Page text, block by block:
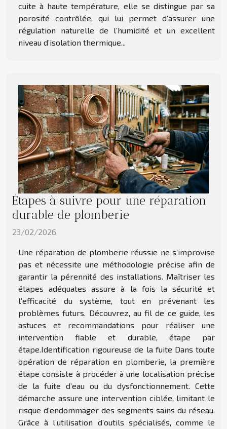
cuite à haute température, elle se distingue par sa
porosité contrôlée, qui lui permet d’assurer une
régulation naturelle de l’humidité et un excellent
niveau d’isolation thermique...
Étapes à suivre pour une réparation
durable de plomberie
23/02/2026
Une réparation de plomberie réussie ne s’improvise
pas et nécessite une méthodologie précise afin de
garantir la pérennité des installations. Maîtriser les
étapes adéquates assure à la fois la sécurité et
l’efficacité du système, tout en prévenant les
problèmes futurs. Découvrez, au fil de ce guide, les
astuces et recommandations pour réaliser une
intervention fiable et durable, étape par
étape.Identification rigoureuse de la fuite Dans toute
opération de réparation en plomberie, la première
étape consiste à procéder à une localisation précise
de la fuite d’eau ou du dysfonctionnement. Cette
démarche assure une intervention ciblée, limitant le
risque d’endommager des segments sains du réseau.
Grâce à l’utilisation d’outils spécialisés, comme le